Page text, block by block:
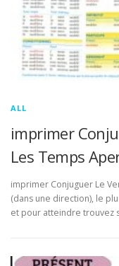
ALL
imprimer
Les Temps
imprimer Conjuguer Le
(dans une direction), le
et pour atteindre trouvez